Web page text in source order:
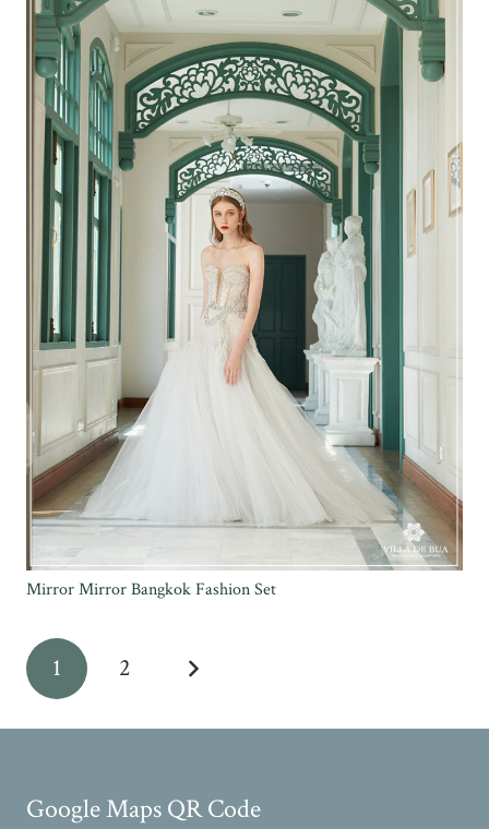
Mirror Mirror Bangkok Fashion Set
1 2
Google Maps QR Code